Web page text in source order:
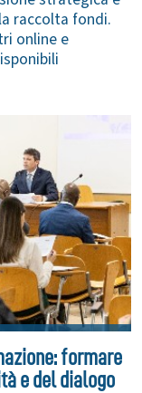
raccolta fondi.
online e
formare
e del dialogo